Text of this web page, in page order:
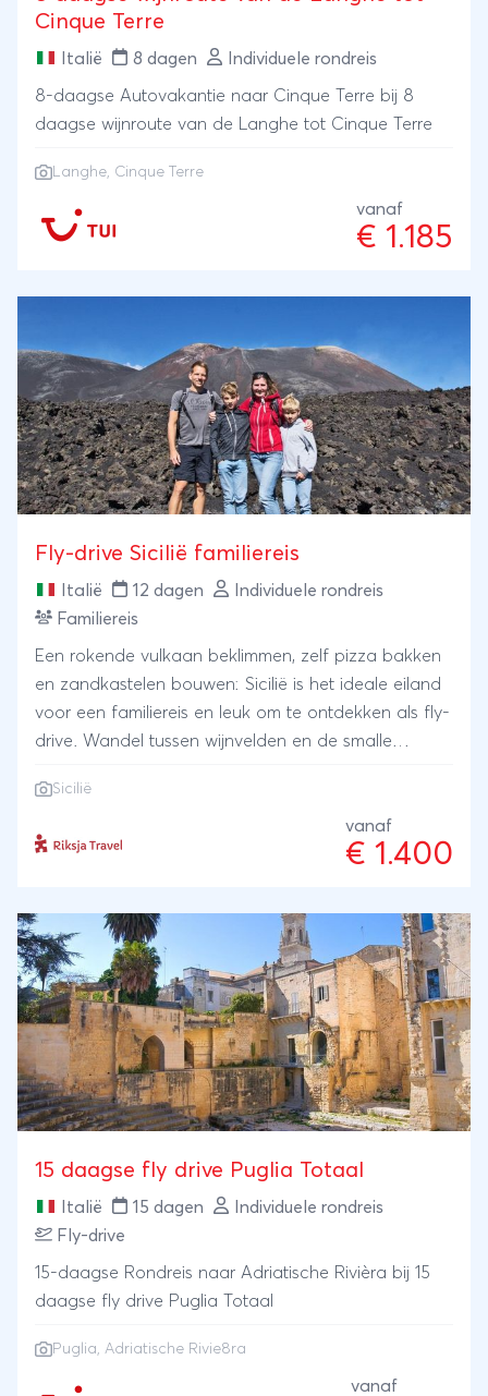
Cinque Terre
Italië 8 dagen Individuele rondreis
8-daagse Autovakantie naar Cinque Terre bij 8
daagse wijnroute van de Langhe tot Cinque Terre
Langhe, Cinque Terre
vanaf
€ 1.185
Fly-drive Sicilië familiereis
Italië 12 dagen
Individuele rondreis
Familiereis
Een rokende vulkaan beklimmen, zelf pizza bakken
en zandkastelen bouwen: Sicilië is het ideale eiland
voor een familiereis en leuk om te ontdekken als fly-
drive. Wandel tussen wijnvelden en de smalle
op zoek naar avontuur. Slapen doe je in
agriturismo’s, met lange, houten tafels onder
olijfbomen.
Sicilië
vanaf
€ 1.400
15 daagse fly drive Puglia Totaal
Italië 15 dagen
Individuele rondreis
Fly-drive
15-daagse Rondreis naar Adriatische Rivièra bij 15
daagse fly drive Puglia Totaal
Puglia, Adriatische Rivie8ra
vanaf